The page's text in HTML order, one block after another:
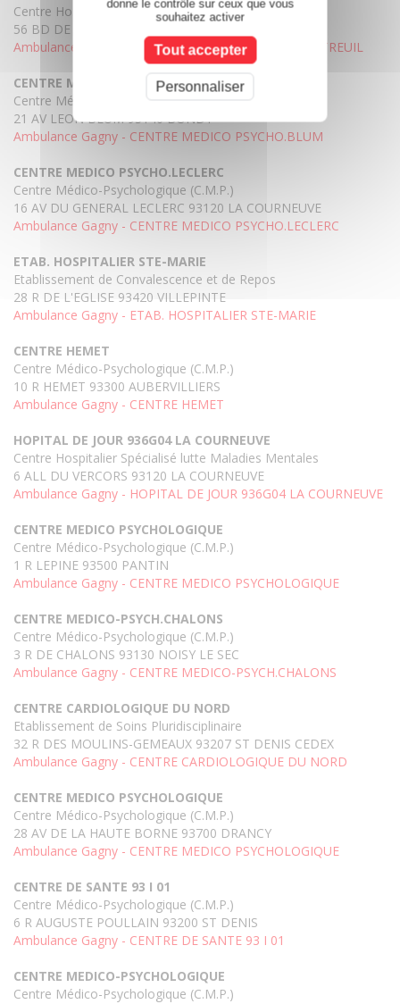
Centre Hospitalier Spécialisé lutte Maladies Mentales
56 BD DE LA BOISSIERE 93100 MONTREUIL
Ambulance Gagny - UNITE INFANTO JUV 92I03 MONTREUIL
CENTRE MEDICO PSYCHO.BLUM
Centre Médico-Psychologique (C.M.P.)
21 AV LEON BLUM 93140 BONDY
Ambulance Gagny - CENTRE MEDICO PSYCHO.BLUM
CENTRE MEDICO PSYCHO.LECLERC
Centre Médico-Psychologique (C.M.P.)
16 AV DU GENERAL LECLERC 93120 LA COURNEUVE
Ambulance Gagny - CENTRE MEDICO PSYCHO.LECLERC
ETAB. HOSPITALIER STE-MARIE
Etablissement de Convalescence et de Repos
28 R DE L'EGLISE 93420 VILLEPINTE
Ambulance Gagny - ETAB. HOSPITALIER STE-MARIE
CENTRE HEMET
Centre Médico-Psychologique (C.M.P.)
10 R HEMET 93300 AUBERVILLIERS
Ambulance Gagny - CENTRE HEMET
HOPITAL DE JOUR 936G04 LA COURNEUVE
Centre Hospitalier Spécialisé lutte Maladies Mentales
6 ALL DU VERCORS 93120 LA COURNEUVE
Ambulance Gagny - HOPITAL DE JOUR 936G04 LA COURNEUVE
CENTRE MEDICO PSYCHOLOGIQUE
Centre Médico-Psychologique (C.M.P.)
1 R LEPINE 93500 PANTIN
Ambulance Gagny - CENTRE MEDICO PSYCHOLOGIQUE
CENTRE MEDICO-PSYCH.CHALONS
Centre Médico-Psychologique (C.M.P.)
3 R DE CHALONS 93130 NOISY LE SEC
Ambulance Gagny - CENTRE MEDICO-PSYCH.CHALONS
CENTRE CARDIOLOGIQUE DU NORD
Etablissement de Soins Pluridisciplinaire
32 R DES MOULINS-GEMEAUX 93207 ST DENIS CEDEX
Ambulance Gagny - CENTRE CARDIOLOGIQUE DU NORD
CENTRE MEDICO PSYCHOLOGIQUE
Centre Médico-Psychologique (C.M.P.)
28 AV DE LA HAUTE BORNE 93700 DRANCY
Ambulance Gagny - CENTRE MEDICO PSYCHOLOGIQUE
CENTRE DE SANTE 93 I 01
Centre Médico-Psychologique (C.M.P.)
6 R AUGUSTE POULLAIN 93200 ST DENIS
Ambulance Gagny - CENTRE DE SANTE 93 I 01
CENTRE MEDICO-PSYCHOLOGIQUE
Centre Médico-Psychologique (C.M.P.)
donne le contrôle sur ceux que vous
souhaitez activer
Tout accepter
Personnaliser